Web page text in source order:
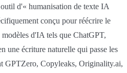
d'« humanisation de texte IA
conçu pour réécrire le
d'IA tels que ChatGPT,
une écriture naturelle qui passe les
GPTZero, Copyleaks, Originality.ai,